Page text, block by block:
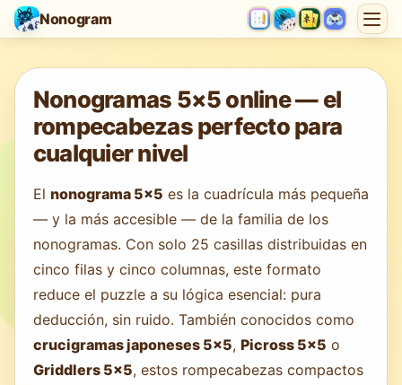
Nonogram
Cargando juego…
Nonogramas 5×5 online — el
rompecabezas perfecto para
cualquier nivel
El nonograma 5×5 es la cuadrícula más pequeña
— y la más accesible — de la familia de los
nonogramas. Con solo 25 casillas distribuidas en
cinco filas y cinco columnas, este formato
reduce el puzzle a su lógica esencial: pura
deducción, sin ruido. También conocidos como
crucigramas japoneses 5×5, Picross 5×5 o
Griddlers 5×5, estos rompecabezas compactos